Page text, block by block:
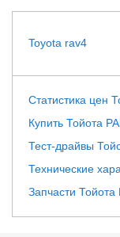
Toyota rav4
Статистика цен
Купить Тойота
Тест-драйвы
Технические
Запчасти